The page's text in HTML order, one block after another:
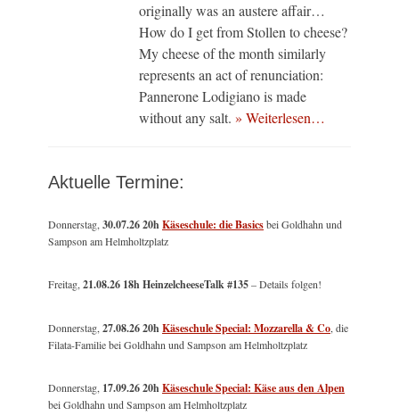
originally was an austere affair…
How do I get from Stollen to cheese?
My cheese of the month similarly
represents an act of renunciation:
Pannerone Lodigiano is made
without any salt. » Weiterlesen…
Aktuelle Termine:
Donnerstag,30.07.26 20hKäseschule: die Basicsbei Goldhahn und
Sampson am Helmholtzplatz
Freitag,21.08.26 18h HeinzelcheeseTalk #135– Details folgen!
Donnerstag,27.08.26 20hKäseschule Special: Mozzarella & Co, die
Filata-Familie bei Goldhahn und Sampson am Helmholtzplatz
Donnerstag, 17.09.26 20hKäseschule Special: Käse aus den Alpen
bei Goldhahn und Sampson am Helmholtzplatz